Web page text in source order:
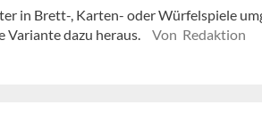
in Brett-, Karten- oder Würfelspiele
Variante dazu heraus.
Von Redaktion